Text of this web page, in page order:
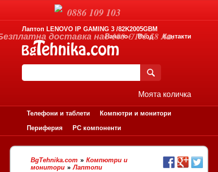
Лаптоп LENOVO IP GAMING 3 /82K2005GBM
Начало
Вход Контакти
Моята количка
Телефони и таблети
Компютри и монитори
Периферия
PC компоненти
BgTehnika.com » Компютри и
монитори » Лаптопи
0886 109 103
доставка над 100 €/195.58 лв.